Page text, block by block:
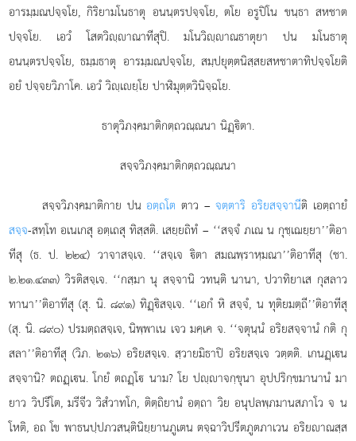
อารมฺมณปจฺจโย, กิริยามโนธาตุ อนนฺตรปจฺจโย, ตโย อรูปิโน ขนฺธา สหชาต
ปจฺจโย. เอวํ โสตวิฺาณาทีสุปิ. มโนวิฺาณธาตุยา ปน มโนธาตุ
อนนฺตรปจฺจโย, ธมฺมธาตุ อารมฺมณปจฺจโย, สมฺปยุตฺตนิสฺสยสหชาตาทิปจฺจโยติ
อยํ ปจฺจยวิภาโค. เอวํ วิฺเยฺโย ปาฬิมุตฺตวินิจฺฉโย.
ธาตุวิภงฺคมาติกตฺถวณฺณนา นิฏฺิตา.
สจฺจวิภงฺคมาติกตฺถวณฺณนา
สจฺจวิภงฺคมาติกาย ปนอตฺถโต ตาว –จตฺตาริ อริยสจฺจานีติ เอตฺถายํ
สจฺจ-สทฺโท อเนเกสุ อตฺเถสุ ทิสฺสติ. เสยฺยถิทํ – ‘‘สจฺจํ ภเณ น กุชฺเฌยฺยา’’ติอา
ทีสุ (ธ. ป. ๒๒๔) วาจาสจฺเจ. ‘‘สจฺเจ ิตา สมณพฺราหฺมณา’’ติอาทีสุ (ชา.
๒.๒๑.๔๓๓) วิรติสจฺเจ. ‘‘กสฺมา นุ สจฺจานิ วทนฺติ นานา, ปวาทิยาเส กุสลาว
ทานา’’ติอาทีสุ (สุ. นิ. ๘๙๑) ทิฏฺิสจฺเจ. ‘‘เอกํ หิ สจฺจํ, น ทุติยมตฺถี’’ติอาทีสุ
(สุ. นิ. ๘๙๐) ปรมตฺถสจฺเจ, นิพฺพาเน เจว มคฺเค จ. ‘‘จตุนฺนํ อริยสจฺจานํ กติ กุ
สลา’’ติอาทีสุ (วิภ. ๒๑๖) อริยสจฺเจ. สฺวายมิธาปิ อริยสจฺเจ วตฺตติ. เกนฏฺเน
สจฺจานิ? ตถฏฺเน. โกยํ ตถฏฺโ นาม? โย ปฺาจกฺขุนา อุปปริกฺขมานานํ มา
ยาว วิปรีโต, มรีจีว วิสํวาทโก, ติตฺถิยานํ อตฺถา วิย อนุปลพฺภมานสภาโว จ น
โหติ, อถ โข พาธนปฺปภวสนฺตินิยฺยานภูเตน ตจฺฉาวิปรีตภูตภาเวน อริยาณสฺส